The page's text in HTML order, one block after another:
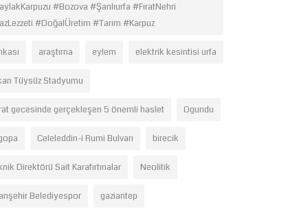
#Bozova #Şanlıurfa #FıratNehri
#DoğalÜretim #Tarım #Karpuz
araştırna eylem elektrik kesintisi urfa
Tüysüz Stadyumu
gecesinde gerçekleşen 5 önemli haslet Ogundu
Celeleddin-i Rumi Bulvarı birecik
Direktörü Sait Karafırtınalar Neolitik
Belediyespor gaziantep